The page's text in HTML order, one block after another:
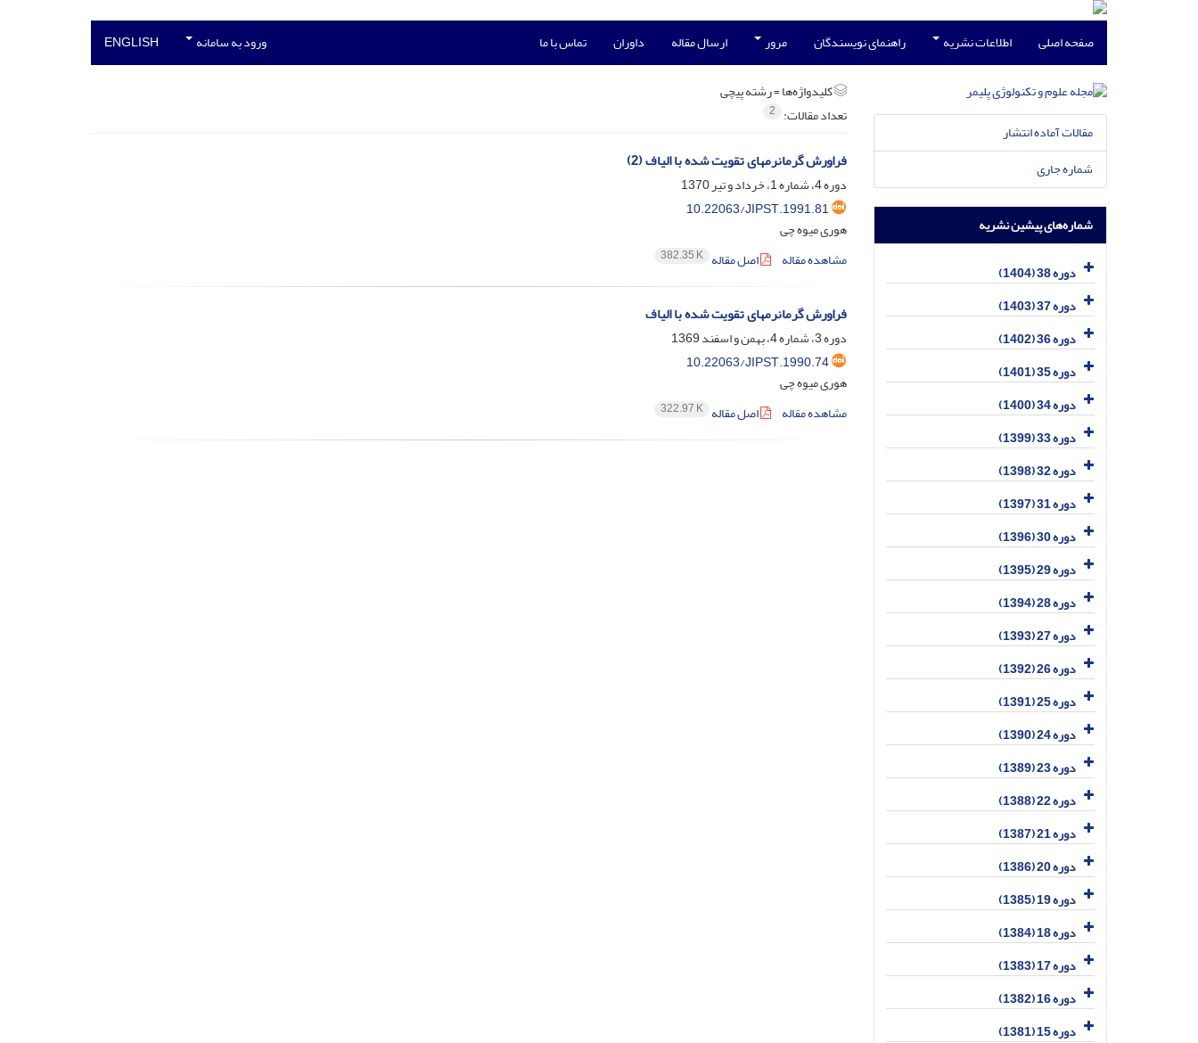
صفحه اصلی اطلاعات نشریه راهنمای نویسندگان مرور ارسال مقاله داوران تماس با ما ورود به سامانه ENGLISH
کلیدواژه‌ها =رشته پیچی
تعداد مقالات: 2
فراورش گرمانرمهای تقویت شده با الیاف (2)
دوره 4، شماره 1، خرداد و تیر 1370
10.22063/JIPST.1991.81
هوری میوه چی
مشاهده مقاله
اصل مقاله 382.35 K
فراورش گرمانرمهای تقویت شده با الیاف
دوره 3، شماره 4، بهمن و اسفند 1369
10.22063/JIPST.1990.74
هوری میوه چی
مشاهده مقاله
اصل مقاله 322.97 K
مقالات آماده انتشار
شماره جاری
شماره‌های پیشین نشریه
دوره 38 (1404)
دوره 37 (1403)
دوره 36 (1402)
دوره 35 (1401)
دوره 34 (1400)
دوره 33 (1399)
دوره 32 (1398)
دوره 31 (1397)
دوره 30 (1396)
دوره 29 (1395)
دوره 28 (1394)
دوره 27 (1393)
دوره 26 (1392)
دوره 25 (1391)
دوره 24 (1390)
دوره 23 (1389)
دوره 22 (1388)
دوره 21 (1387)
دوره 20 (1386)
دوره 19 (1385)
دوره 18 (1384)
دوره 17 (1383)
دوره 16 (1382)
دوره 15 (1381)